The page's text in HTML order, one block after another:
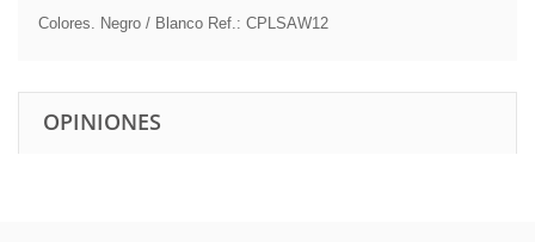
Colores. Negro / Blanco Ref.: CPLSAW12
OPINIONES